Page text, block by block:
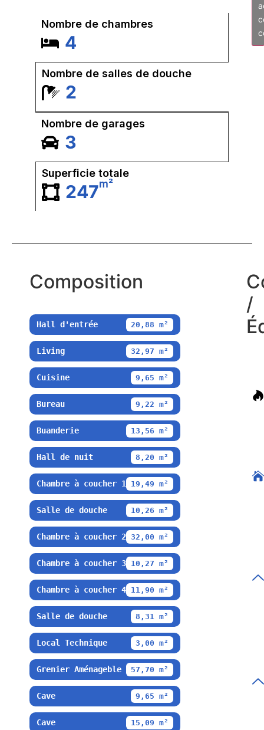
Nombre de chambres
4
Nombre de salles de douche
2
Nombre de garages
3
Superficie totale
247m²
Composition
Hall d'entrée 20,88 m²
Living 32,97 m²
Cuisine 9,65 m²
Bureau 9,22 m²
Buanderie 13,56 m²
Hall de nuit 8,20 m²
Chambre à coucher 1 19,49 m²
Salle de douche 10,26 m²
Chambre à coucher 2 32,00 m²
Chambre à coucher 3 10,27 m²
Chambre à coucher 4 11,90 m²
Salle de douche 8,31 m²
Local Technique 3,00 m²
Grenier Aménageble 57,70 m²
Cave 9,65 m²
Cave 15,09 m²
/